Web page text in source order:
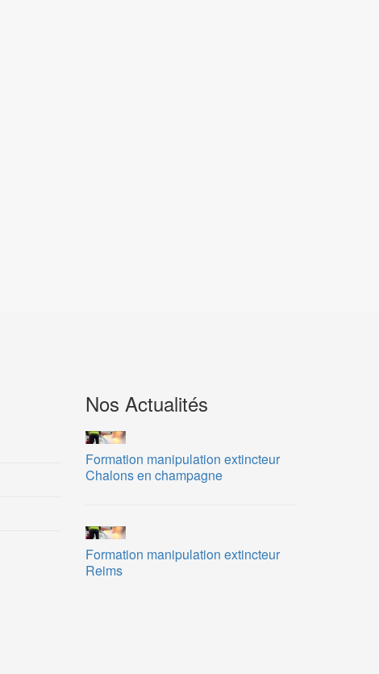
Nos Actualités
Formation manipulation extincteur
Chalons en champagne
Formation manipulation extincteur
Reims